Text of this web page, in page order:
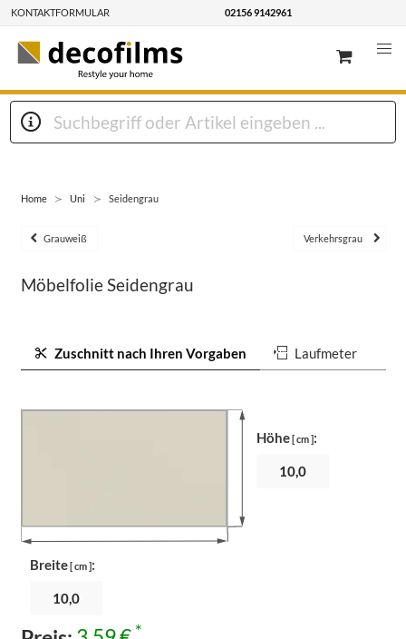
KONTAKTFORMULAR 02156 9142961
Home Uni Seidengrau
Grauweiß Verkehrsgrau
Möbelfolie Seidengrau
Zuschnitt nach Ihren Vorgaben Laufmeter
Breite[ cm ]:
Höhe[ cm ]:
*